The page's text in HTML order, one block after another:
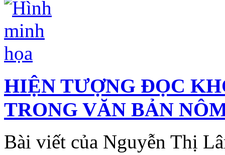
HIỆN TƯỢNG ĐỌC
TRONG VĂN BẢN
Bài viết của Nguyễn Thị